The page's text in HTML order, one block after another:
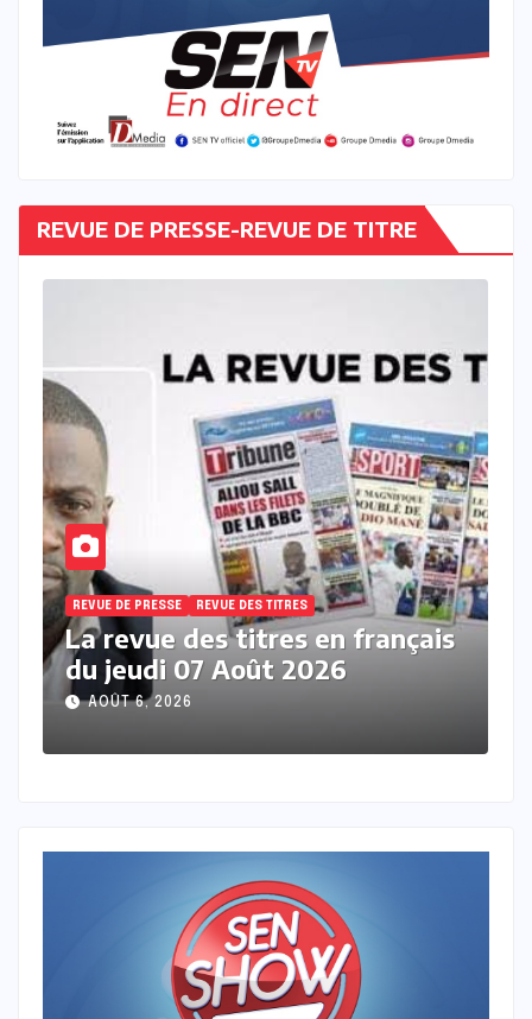
REVUE DE PRESSE-REVUE DE TITRE
REVUE DE PRESSE REVUE DES TITRES
La revue de presse en wolof du
mercredi 05 Aout 2026 avec
Mantoulaye Th Ndoye
AOÛT 5, 2026